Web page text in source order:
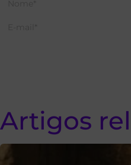
Artigos